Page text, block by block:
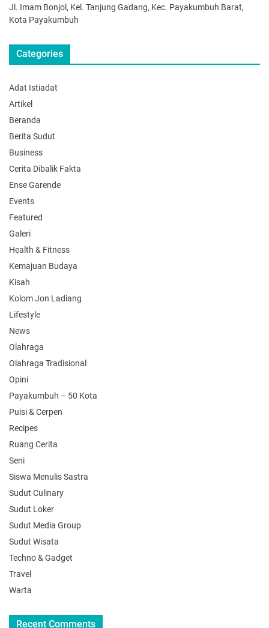
Jl. Imam Bonjol, Kel. Tanjung Gadang, Kec. Payakumbuh Barat,
Kota Payakumbuh
Categories
Adat Istiadat
Artikel
Beranda
Berita Sudut
Business
Cerita Dibalik Fakta
Ense Garende
Events
Featured
Galeri
Health & Fitness
Kemajuan Budaya
Kisah
Kolom Jon Ladiang
Lifestyle
News
Olahraga
Olahraga Tradisional
Opini
Payakumbuh – 50 Kota
Puisi & Cerpen
Recipes
Ruang Cerita
Seni
Siswa Menulis Sastra
Sudut Culinary
Sudut Loker
Sudut Media Group
Sudut Wisata
Techno & Gadget
Travel
Warta
Recent Comments